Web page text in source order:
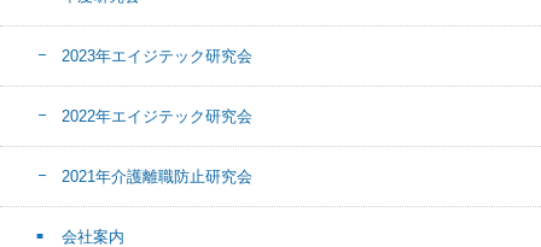
2023年エイジテック研究会
2022年エイジテック研究会
2021年介護離職防止研究会
会社案内